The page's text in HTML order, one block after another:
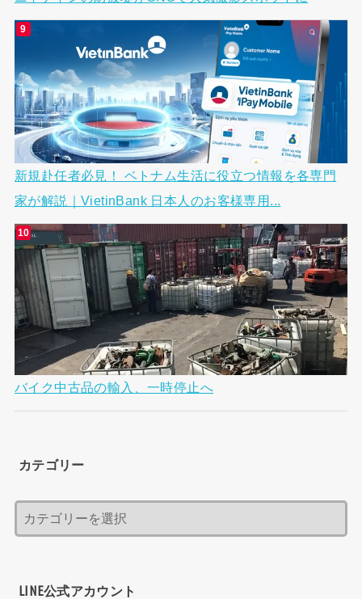
新規赴任者必見！ ベトナム生活に役立つ情報を各専門
家が解説｜VietinBank 日本人のお客様専用...
バイク中古品の輸入、一時停止へ
カテゴリー
LINE公式アカウント